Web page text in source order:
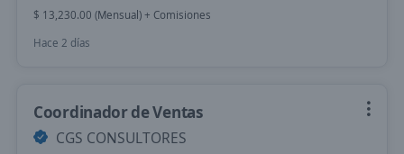
$ 13,230.00 (Mensual) + Comisiones
Hace 2 días
Coordinador de Ventas
CGS CONSULTORES